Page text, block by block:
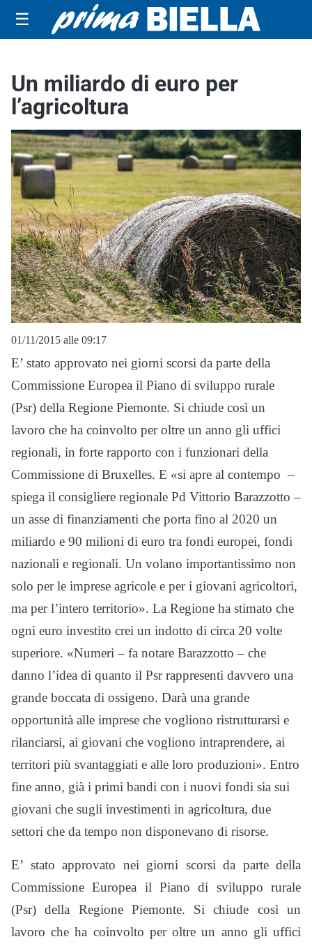
☰
Un miliardo di euro per
l’agricoltura
01/11/2015 alle 09:17
E’ stato approvato nei giorni scorsi da parte della
Commissione Europea il Piano di sviluppo rurale
(Psr) della Regione Piemonte. Si chiude così un
lavoro che ha coinvolto per oltre un anno gli uffici
regionali, in forte rapporto con i funzionari della
Commissione di Bruxelles. E «si apre al contempo –
spiega il consigliere regionale Pd Vittorio Barazzotto –
un asse di finanziamenti che porta fino al 2020 un
miliardo e 90 milioni di euro tra fondi europei, fondi
nazionali e regionali. Un volano importantissimo non
solo per le imprese agricole e per i giovani agricoltori,
ma per l’intero territorio». La Regione ha stimato che
ogni euro investito crei un indotto di circa 20 volte
superiore. «Numeri – fa notare Barazzotto – che
danno l’idea di quanto il Psr rappresenti davvero una
grande boccata di ossigeno. Darà una grande
opportunità alle imprese che vogliono ristrutturarsi e
rilanciarsi, ai giovani che vogliono intraprendere, ai
territori più svantaggiati e alle loro produzioni». Entro
fine anno, già i primi bandi con i nuovi fondi sia sui
giovani che sugli investimenti in agricoltura, due
settori che da tempo non disponevano di risorse.
E’ stato approvato nei giorni scorsi da parte della
Commissione Europea il Piano di sviluppo rurale
(Psr) della Regione Piemonte. Si chiude così un
lavoro che ha coinvolto per oltre un anno gli uffici